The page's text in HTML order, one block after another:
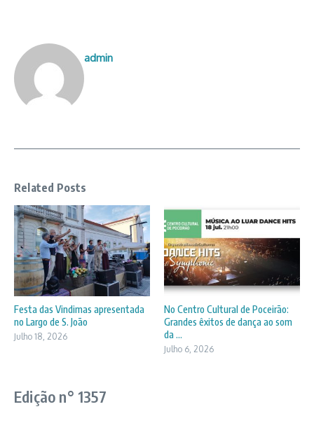
admin
Related Posts
Festa das Vindimas apresentada
no Largo de S. João
Julho 18, 2026
No Centro Cultural de Poceirão:
Grandes êxitos de dança ao som
da ...
Julho 6, 2026
Edição n° 1357